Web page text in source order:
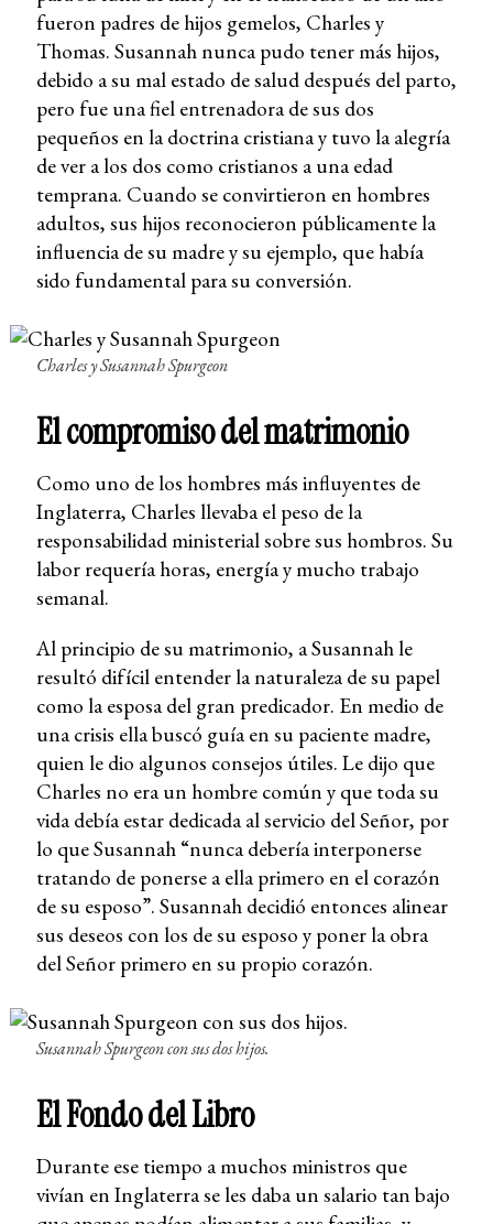
fueron padres de hijos gemelos, Charles y
Thomas. Susannah nunca pudo tener más hijos,
debido a su mal estado de salud después del parto,
pero fue una fiel entrenadora de sus dos
pequeños en la doctrina cristiana y tuvo la alegría
de ver a los dos como cristianos a una edad
temprana. Cuando se convirtieron en hombres
adultos, sus hijos reconocieron públicamente la
influencia de su madre y su ejemplo, que había
sido fundamental para su conversión.
Charles y Susannah Spurgeon
El compromiso del matrimonio
Como uno de los hombres más influyentes de
Inglaterra, Charles llevaba el peso de la
responsabilidad ministerial sobre sus hombros. Su
labor requería horas, energía y mucho trabajo
semanal.
Al principio de su matrimonio, a Susannah le
resultó difícil entender la naturaleza de su papel
como la esposa del gran predicador. En medio de
una crisis ella buscó guía en su paciente madre,
quien le dio algunos consejos útiles. Le dijo que
Charles no era un hombre común y que toda su
vida debía estar dedicada al servicio del Señor, por
lo que Susannah “nunca debería interponerse
tratando de ponerse a ella primero en el corazón
de su esposo”. Susannah decidió entonces alinear
sus deseos con los de su esposo y poner la obra
del Señor primero en su propio corazón.
Susannah Spurgeon con sus dos hijos.
El Fondo del Libro
Durante ese tiempo a muchos ministros que
vivían en Inglaterra se les daba un salario tan bajo